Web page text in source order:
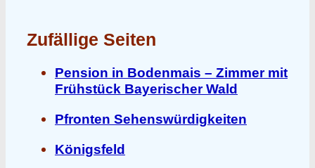
Zufällige Seiten
Pension in Bodenmais – Zimmer mit
Frühstück Bayerischer Wald
Pfronten Sehenswürdigkeiten
Königsfeld